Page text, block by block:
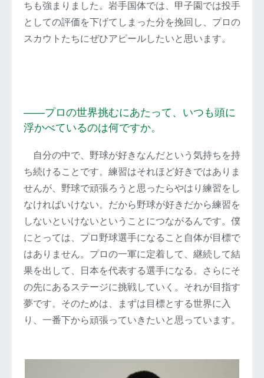
ちも強まりました。岩手国体では、甲子園では投手
としての評価を下げてしまった分を挽回し、プロの
スカウトたちにぜひアピールしたいと思います。
――プロの世界挑むにあたって、いつも頭に
浮かべているのは何ですか。
自分の中で、野球が好きなんだという気持ちを持
ち続けることです。練習はそれほど好きではありま
せんが、野球で頑張ろうと思ったらやはり練習をし
なければいけない。だから野球が好きだから練習を
しないといけないということにつながるんです。僕
にとっては、プロ野球選手になること自体が目標で
はありません。プロの一軍に定着して、継続して結
果を出して、日本を代表する選手になる。さらにそ
の先にあるステージに挑戦していく。それが目指す
夢です。そのためは、まずは目標とする世界に入
り、一番下から頑張っていきたいと思っています。